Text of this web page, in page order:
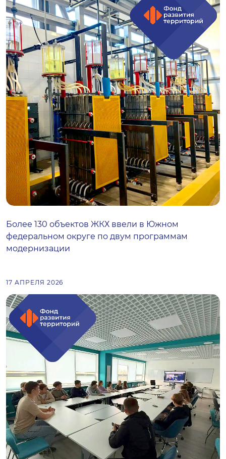
Более 130 объектов ЖКХ ввели в Южном
федеральном округе по двум программам
модернизации
17 АПРЕЛЯ 2026